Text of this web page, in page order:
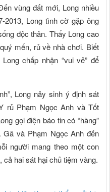
vùng đất mới, Long nhiều
2013, Long tình cờ gặp ông
độc thân. Thấy Long cao
mến, rủ về nhà chơi. Biết
chấp nhận “vui vẻ” để
Long nảy sinh ý định sát
rủ Phạm Ngọc Anh và Tốt
gọi điện báo tin có “hàng”
và Phạm Ngọc Anh đến
người mang theo một con
cả hai sát hại chủ tiệm vàng.